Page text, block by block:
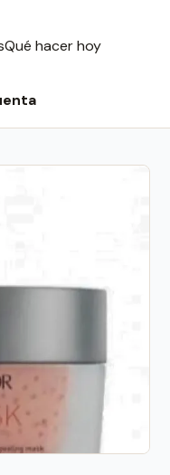
Qué hacer hoy